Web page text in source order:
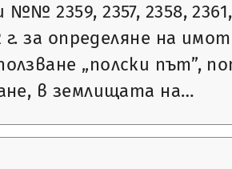
№№ 2359, 2357, 2358,
г. за определяне на
„полски път”,
в землищата на…